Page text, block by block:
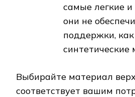
самые легкие
они не
поддержки,
синтетические
Выбирайте материал
соответствует вашим